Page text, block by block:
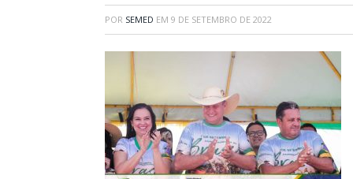
POR SEMED EM 9 DE SETEMBRO DE 2022